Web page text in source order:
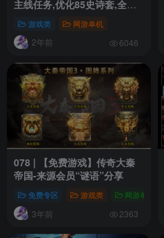
主线任务,优化85史诗套,全职
游戏类 网游单机
2年前 6046
078 | 【免费游戏】传奇大秦
帝国-来源会员“谜语”分享
免费专区 游戏类 网游单机
3年前 2363